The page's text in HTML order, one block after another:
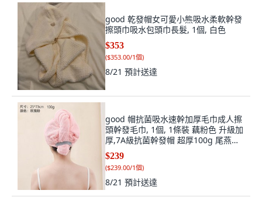
good 乾發帽女可愛小熊吸水柔軟幹發
擦頭巾吸水包頭巾長髮, 1個, 白色
$353
($353.00/1個)
8/21 預計送達
good 帽抗菌吸水速幹加厚毛巾成人擦
頭幹發毛巾, 1個, 1條裝 藕粉色 升級加
厚,7A級抗菌幹發帽 超厚100g 尾燕幹
發, 藕粉色
$239
($239.00/1個)
8/21 預計送達